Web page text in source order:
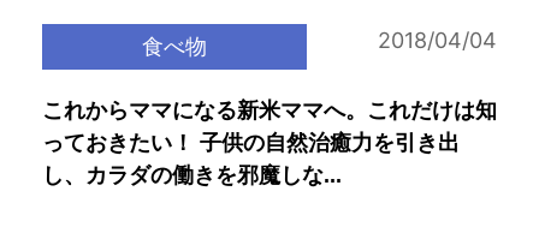
食べ物 2018/04/04
これからママになる新米ママへ。これだけは知
っておきたい！ 子供の自然治癒力を引き出
し、カラダの働きを邪魔しな...